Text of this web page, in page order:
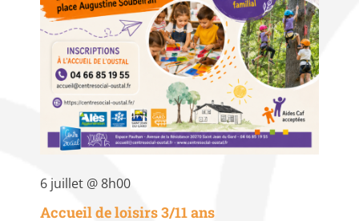
6 juillet @ 8h00
Accueil de loisirs 3/11 ans